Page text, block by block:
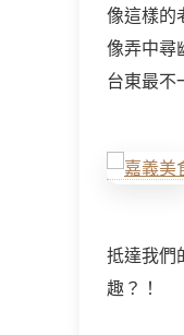
像這樣的
像弄中尋
台東最不
抵達我們
趣？！